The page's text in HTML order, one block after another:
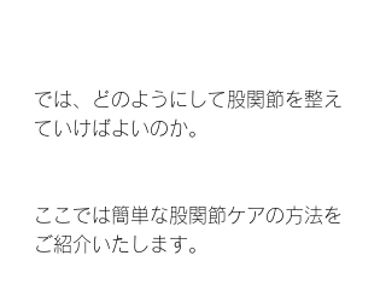
では、どのようにして股関節を整え
ていけばよいのか。
ここでは簡単な股関節ケアの方法を
ご紹介いたします。